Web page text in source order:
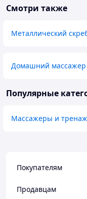
Смотри также
Металлический
Домашний массажер
Популярные
Массажеры и
Покупателям
Продавцам